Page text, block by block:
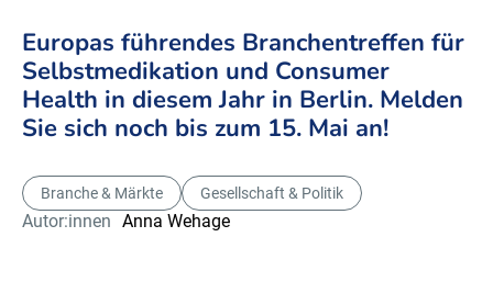
Europas führendes Branchentreffen für
Selbstmedikation und Consumer
Health in diesem Jahr in Berlin. Melden
Sie sich noch bis zum 15. Mai an!
Branche & Märkte Gesellschaft & Politik
Autor:innen Anna Wehage